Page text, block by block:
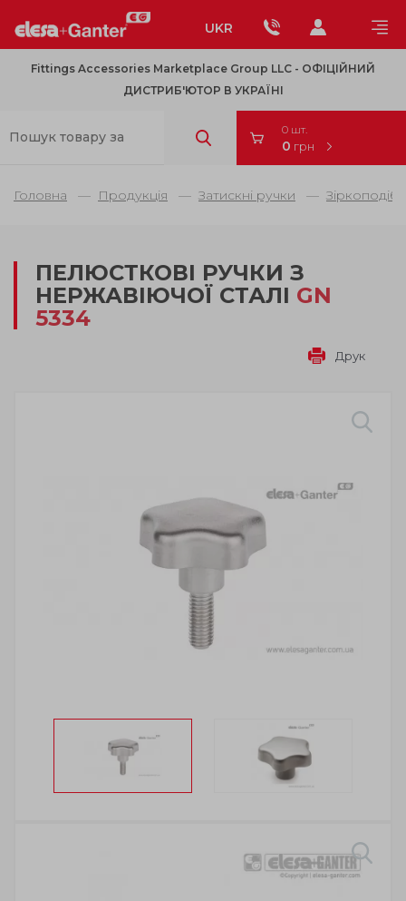
UKR
Fittings Accessories Marketplace Group LLC - OФІЦІЙНИЙ
ДИСТРИБ'ЮТОР В УКРАЇНІ
0 шт.
0 грн
Головна Продукція Затискні ручки
ПЕЛЮСТКОВІ РУЧКИ З
НЕРЖАВІЮЧОЇ СТАЛІ GN
5334
Друк